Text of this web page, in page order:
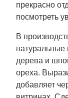
прекрасно
посмотреть
В
дерева и
ореха.
добавляет